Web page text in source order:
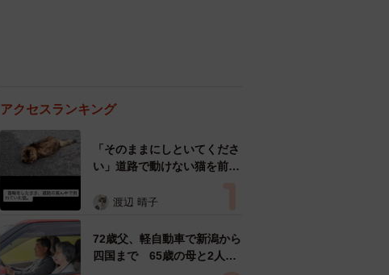
アクセスランキング
「そのままにしといてくださ
い」道路で動けない猫を前に
ようとした4日間 「命の重
表の訴え
渡辺 晴子
72歳父、軽自動車で新潟から
四国まで 65歳の母と2人で